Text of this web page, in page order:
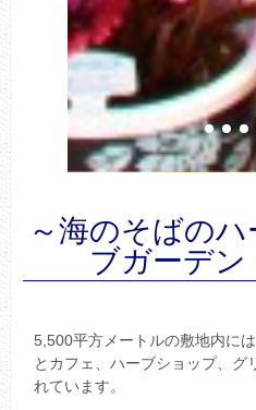
～海のそばの
ブガーデン
5,500平方メートルの敷地内に
とカフェ、ハーブショップ、グ
れています。